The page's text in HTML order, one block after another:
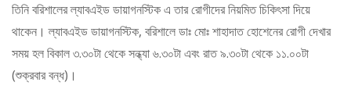
তিনি বরিশালের ল্যাবএইড ডায়াগনস্টিক এ তার রোগীদের নিয়মিত চিকিৎসা দিয়ে
থাকেন। ল্যাবএইড ডায়াগনস্টিক, বরিশালে ডাঃ মোঃ শাহাদাত হোশেনের রোগী দেখার
সময় হল বিকাল ৩.৩০টা থেকে সন্ধ্যা ৬.৩০টা এবং রাত ৯.৩০টা থেকে ১১.০০টা
(শুক্রবার বন্ধ)।